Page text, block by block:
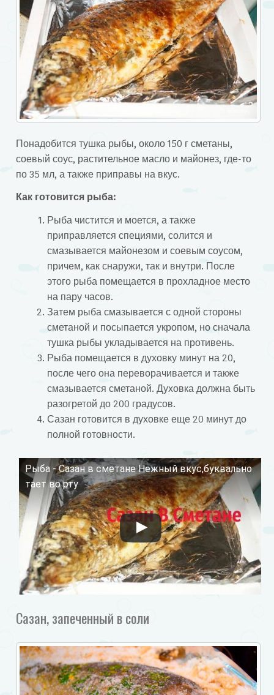
Понадобится тушка рыбы, около 150 г сметаны,
соевый соус, растительное масло и майонез, где-то
по 35 мл, а также приправы на вкус.
Как готовится рыба:
Рыба чистится и моется, а также
приправляется специями, солится и
смазывается майонезом и соевым соусом,
причем, как снаружи, так и внутри. После
этого рыба помещается в прохладное место
на пару часов.
Затем рыба смазывается с одной стороны
сметаной и посыпается укропом, но сначала
тушка рыбы укладывается на противень.
Рыба помещается в духовку минут на 20,
после чего она переворачивается и также
смазывается сметаной. Духовка должна быть
разогретой до 200 градусов.
Сазан готовится в духовке еще 20 минут до
полной готовности.
Рыба - Сазан в сметане Нежный вкус,буквально
тает во рту
Смотрите это видео на YouTube
Сазан, запеченный в соли